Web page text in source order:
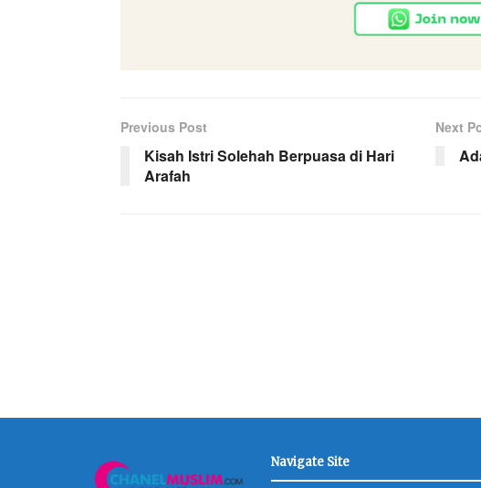
Previous Post
Kisah Istri Solehah Berpuasa di Hari
Arafah
Next
Navigate Site